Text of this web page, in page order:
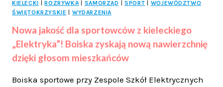
KIELECKI
ROZRYWKA SAMORZĄD SPORT
WOJEWÓDZTWO
ŚWIĘTOKRZYSKIE
WYDARZENIA
Nowa jakość dla sportowców z kieleckiego
„Elektryka”! Boiska zyskają nową nawierzchnię
dzięki głosom mieszkańców
Boiska sportowe przy Zespole Szkół Elektrycznych